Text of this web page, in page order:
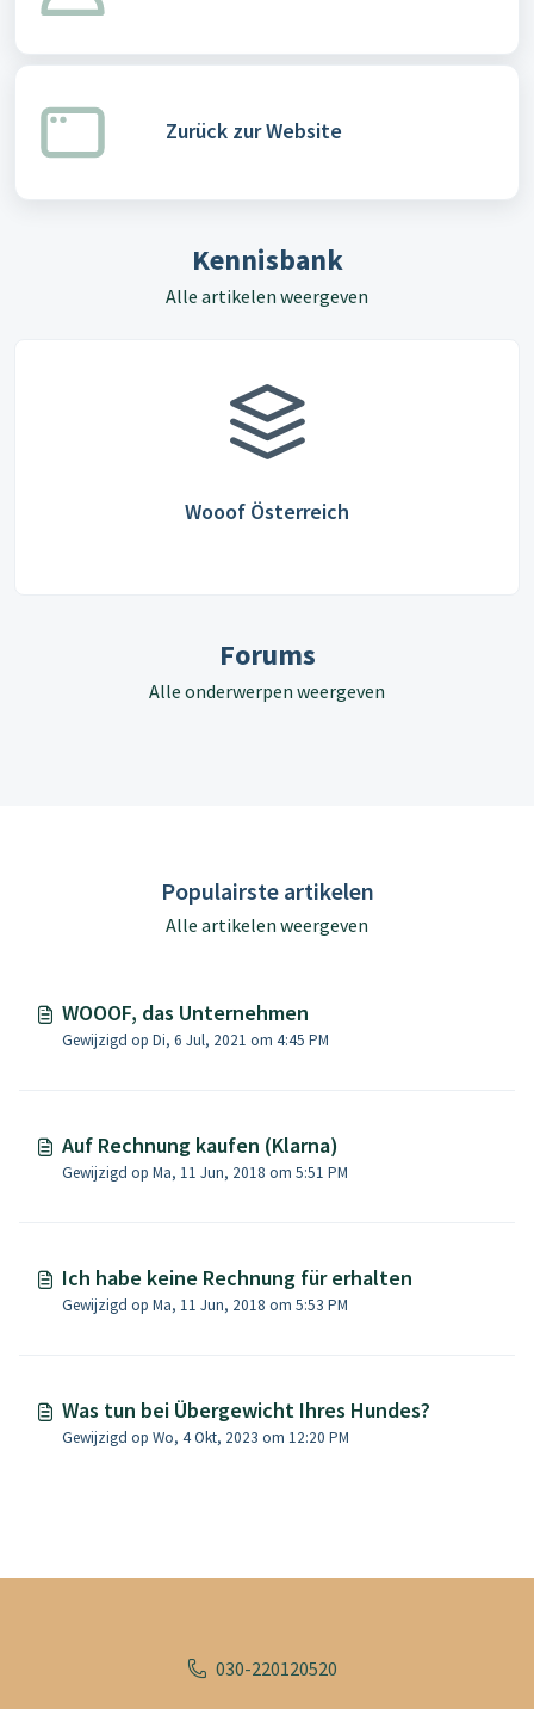
Zurück zur Website
Kennisbank
Alle artikelen weergeven
Wooof Österreich
Forums
Alle onderwerpen weergeven
Populairste artikelen
Alle artikelen weergeven
WOOOF, das Unternehmen
Gewijzigd op Di, 6 Jul, 2021 om 4:45 PM
Auf Rechnung kaufen (Klarna)
Gewijzigd op Ma, 11 Jun, 2018 om 5:51 PM
Ich habe keine Rechnung für erhalten
Gewijzigd op Ma, 11 Jun, 2018 om 5:53 PM
Was tun bei Übergewicht Ihres Hundes?
Gewijzigd op Wo, 4 Okt, 2023 om 12:20 PM
030-220120520